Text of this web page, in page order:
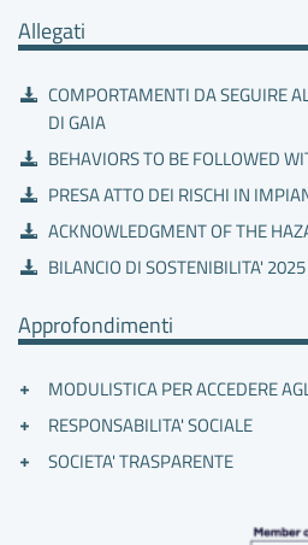
Allegati
COMPORTAMENTI DA SEGUIRE
DI GAIA
BEHAVIORS TO BE FOLLOWED
PRESA ATTO DEI RISCHI IN
ACKNOWLEDGMENT OF THE
BILANCIO DI SOSTENIBILITA' 2025
Approfondimenti
MODULISTICA PER ACCEDERE
RESPONSABILITA' SOCIALE
SOCIETA' TRASPARENTE